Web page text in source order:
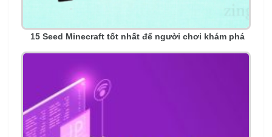
15 Seed Minecraft tốt nhất để người chơi khám phá